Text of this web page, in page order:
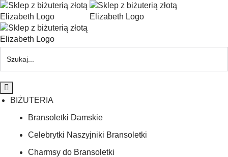
BIŻUTERIA
Bransoletki Damskie
Celebrytki Naszyjniki Bransoletki
Charmsy do Bransoletki